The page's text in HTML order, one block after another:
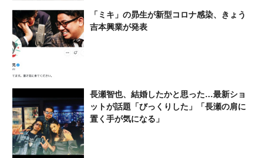
「ミキ」の昴生が新型コロナ感染、きょう
吉本興業が発表
長瀬智也、結婚したかと思った…最新ショ
ットが話題「びっくりした」「長瀬の肩に
置く手が気になる」